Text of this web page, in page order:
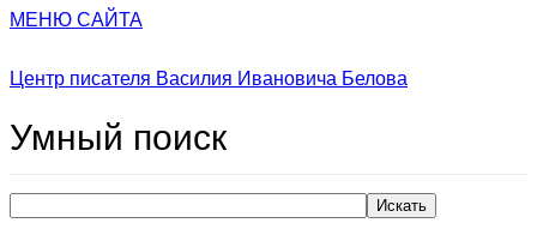
МЕНЮ САЙТА
Центр писателя Василия Ивановича Белова
Умный поиск
Искать